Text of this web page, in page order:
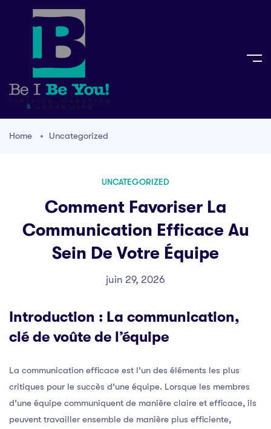
Home Uncategorized
UNCATEGORIZED
Comment Favoriser La
Communication Efficace Au
Sein De Votre Équipe
juin 29, 2026
Introduction : La communication,
clé de voûte de l’équipe
La communication efficace est l’un des éléments les plus
critiques pour le succès d’une équipe. Lorsque les membres
d’une équipe communiquent de manière claire et efficace, ils
peuvent travailler ensemble de manière plus efficiente,